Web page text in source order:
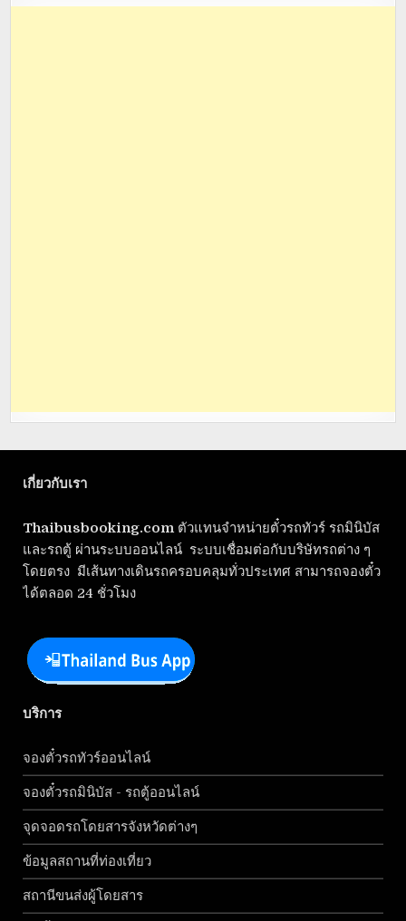
เกี่ยวกับเรา
Thaibusbooking.com ตัวแทนจำหน่ายตั๋วรถทัวร์ รถมินิบัส
และรถตู้ ผ่านระบบออนไลน์ ระบบเชื่อมต่อกับบริษัทรถต่าง ๆ
โดยตรง มีเส้นทางเดินรถครอบคลุมทั่วประเทศ สามารถจองตั๋ว
ได้ตลอด 24 ชั่วโมง
บริการ
จองตั๋วรถทัวร์ออนไลน์
จองตั๋วรถมินิบัส - รถตู้ออนไลน์
จุดจอดรถโดยสารจังหวัดต่างๆ
ข้อมูลสถานที่ท่องเที่ยว
สถานีขนส่งผู้โดยสาร